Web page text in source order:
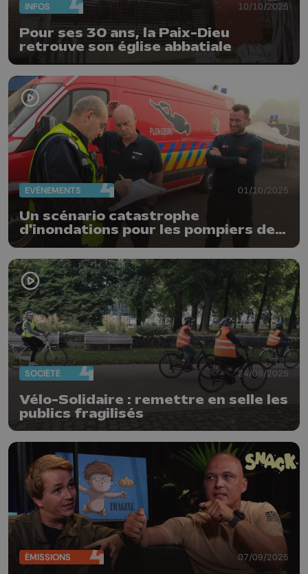
INFOS 10/10/2025
Pour ses 30 ans, la Paix-Dieu
retrouve son église abbatiale
EVÈNEMENTS 01/10/2025
Un scénario catastrophe
d'inondations pour les pompiers de
SOCIÉTÉ 24/09/2025
Vélo-Solidaire : remettre en selle les
publics fragilisés
ÉMISSIONS 07/09/2025